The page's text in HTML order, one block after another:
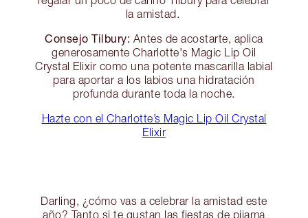
la amistad.
Consejo Tilbury: Antes de acostarte, aplica
generosamente Charlotte's Magic Lip Oil
Crystal Elixir como una potente mascarilla labial
para aportar a los labios una hidratación
profunda durante toda la noche.
Hazte con el Charlotte’s Magic Lip Oil Crystal
Elixir
Darling, ¿cómo vas a celebrar la amistad este
año? Tanto si te gustan las fiestas de pijama